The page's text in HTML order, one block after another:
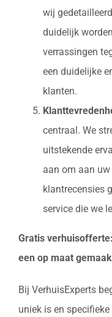
wij
duidelijk
verrassingen
een duidelijke
klanten.
centraal. We
uitstekende
aan om aan
klantrecensies
service die we
Gratis
een op maat
Bij VerhuisExperts
uniek is en